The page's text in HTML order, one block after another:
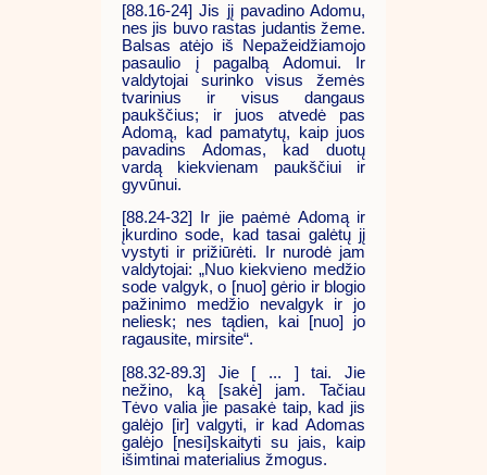
[88.16-24] Jis jį pavadino Adomu,
nes jis buvo rastas judantis žeme.
Balsas atėjo iš Nepažeidžiamojo
pasaulio į pagalbą Adomui. Ir
valdytojai surinko visus žemės
tvarinius ir visus dangaus
paukščius; ir juos atvedė pas
Adomą, kad pamatytų, kaip juos
pavadins Adomas, kad duotų
vardą kiekvienam paukščiui ir
gyvūnui.
[88.24-32] Ir jie paėmė Adomą ir
įkurdino sode, kad tasai galėtų jį
vystyti ir prižiūrėti. Ir nurodė jam
valdytojai: „Nuo kiekvieno medžio
sode valgyk, o [nuo] gėrio ir blogio
pažinimo medžio nevalgyk ir jo
neliesk; nes tądien, kai [nuo] jo
ragausite, mirsite“.
[88.32-89.3] Jie [ ... ] tai. Jie
nežino, ką [sakė] jam. Tačiau
Tėvo valia jie pasakė taip, kad jis
galėjo [ir] valgyti, ir kad Adomas
galėjo [nesi]skaityti su jais, kaip
išimtinai materialius žmogus.